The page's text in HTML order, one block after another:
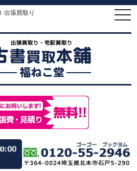
出張買取り